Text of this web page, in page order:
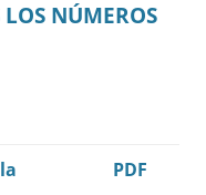
NÚMEROS
PDF